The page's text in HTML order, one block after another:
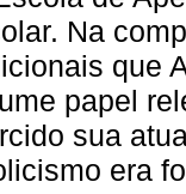
Na
que
papel
sua
era